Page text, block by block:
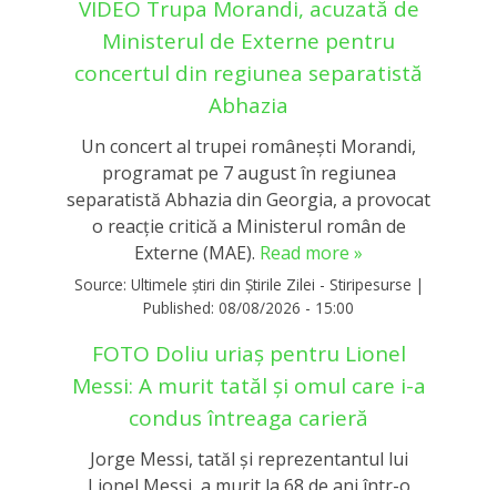
VIDEO Trupa Morandi, acuzată de
Ministerul de Externe pentru
concertul din regiunea separatistă
Abhazia
Un concert al trupei românești Morandi,
programat pe 7 august în regiunea
separatistă Abhazia din Georgia, a provocat
o reacție critică a Ministerul român de
Externe (MAE). Read more »
Source: Ultimele știri din Știrile Zilei - Stiripesurse |
Published: 08/08/2026 - 15:00
FOTO Doliu uriaș pentru Lionel
Messi: A murit tatăl și omul care i-a
condus întreaga carieră
Jorge Messi, tatăl și reprezentantul lui